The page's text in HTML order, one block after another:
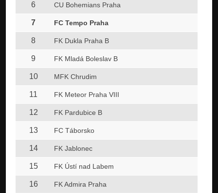
6 CU Bohemians Praha
7 FC Tempo Praha
8 FK Dukla Praha B
9 FK Mladá Boleslav B
10 MFK Chrudim
11 FK Meteor Praha VIII
12 FK Pardubice B
13 FC Táborsko
14 FK Jablonec
15 FK Ústí nad Labem
16 FK Admira Praha